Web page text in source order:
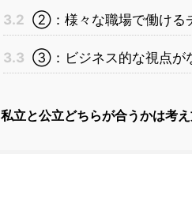
3.2 ②：様々な職場で働ける
3.3 ③：ビジネス的な視点が
私立と公立どちらが合うかは考